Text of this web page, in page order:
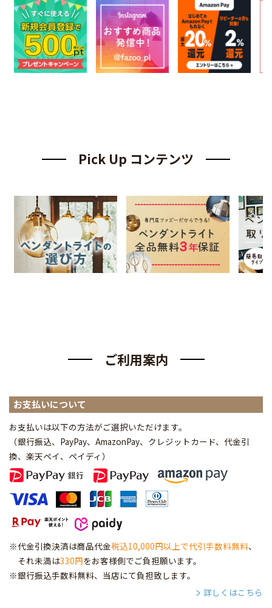
Pick Up コンテンツ
ご利用案内
お支払いについて
お支払いは以下の方法がご選択いただけます。
（銀行振込、PayPay、AmazonPay、クレジットカード、代金引
換、楽天ペイ、ペイディ ）
※代金引換決済は商品代金税込10,000円以上で代引手数料無料、
それ未満は330円をお客様側でご負担願います。
※銀行振込手数料無料、当店にて負担致します。
詳しくはこちら